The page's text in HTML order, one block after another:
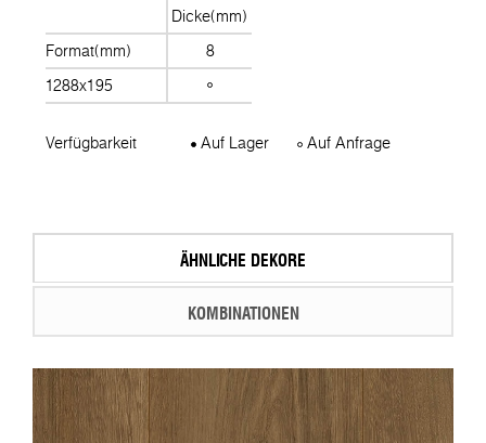
Dicke(mm)
Format(mm)
8
1288x195
Verfügbarkeit Auf Lager Auf Anfrage
ÄHNLICHE DEKORE
KOMBINATIONEN